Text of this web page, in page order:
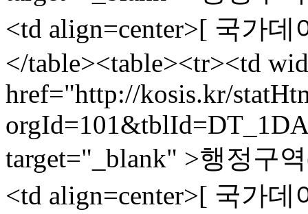
<td align=center>[ 국가
</table><table><tr><td
href="http://kosis.kr/
target="_blank" >행정구
<td align=center>[ 국가